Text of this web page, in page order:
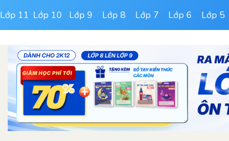
Lớp 11 Lớp 10 Lớp 9 Lớp 8 Lớp 7 Lớp 6 Lớp 5